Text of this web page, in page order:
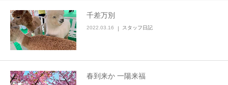
千差万別
2022.03.16 スタッフ日記
春到来か 一陽来福